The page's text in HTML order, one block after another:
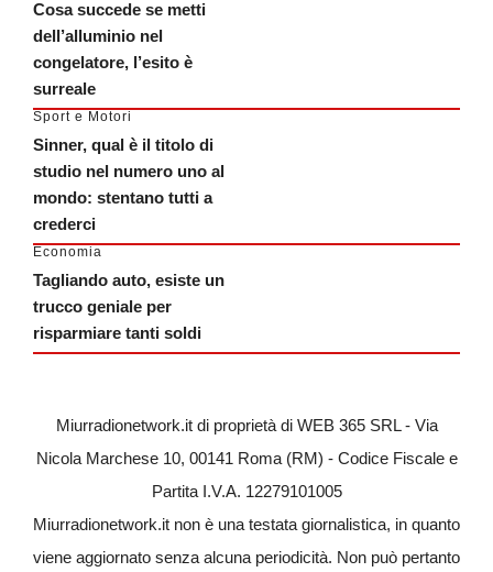
Cosa succede se metti
dell’alluminio nel
congelatore, l’esito è
surreale
Sport e Motori
Sinner, qual è il titolo di
studio nel numero uno al
mondo: stentano tutti a
crederci
Economia
Tagliando auto, esiste un
trucco geniale per
risparmiare tanti soldi
Miurradionetwork.it di proprietà di WEB 365 SRL - Via
Nicola Marchese 10, 00141 Roma (RM) - Codice Fiscale e
Partita I.V.A. 12279101005
Miurradionetwork.it non è una testata giornalistica, in quanto
viene aggiornato senza alcuna periodicità. Non può pertanto